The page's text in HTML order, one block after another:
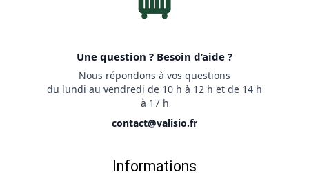
Une question ? Besoin d’aide ?
Nous répondons à vos questions
du lundi au vendredi de 10 h à 12 h et de 14 h
à 17 h
contact@valisio.fr
Informations